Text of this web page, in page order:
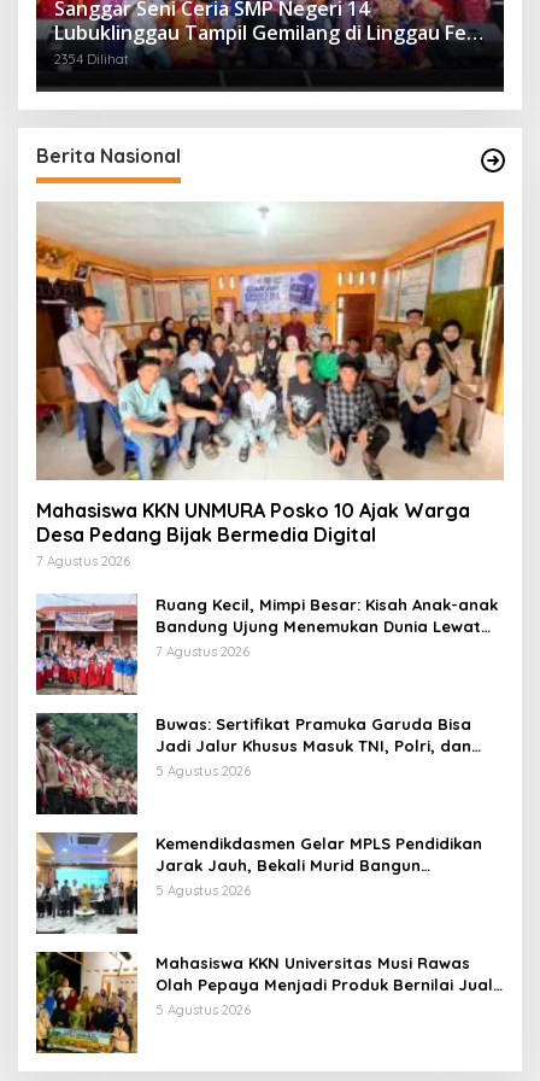
Sanggar Seni Ceria SMP Negeri 14
Lubuklinggau Tampil Gemilang di Linggau Fest
2025
2354 Dilihat
Berita Nasional
Mahasiswa KKN UNMURA Posko 10 Ajak Warga
Desa Pedang Bijak Bermedia Digital
7 Agustus 2026
Ruang Kecil, Mimpi Besar: Kisah Anak-anak
Bandung Ujung Menemukan Dunia Lewat
Literasi
7 Agustus 2026
Buwas: Sertifikat Pramuka Garuda Bisa
Jadi Jalur Khusus Masuk TNI, Polri, dan
Perguruan Tinggi
5 Agustus 2026
Kemendikdasmen Gelar MPLS Pendidikan
Jarak Jauh, Bekali Murid Bangun
Kemandirian Belajar
5 Agustus 2026
Mahasiswa KKN Universitas Musi Rawas
Olah Pepaya Menjadi Produk Bernilai Jual
Tinggi, Dorong UMKM Desa Air Satan
5 Agustus 2026